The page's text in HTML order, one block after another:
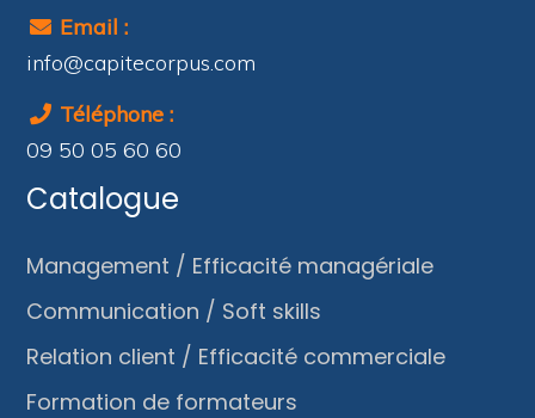
Email :
info@capitecorpus.com
Téléphone :
09 50 05 60 60
Catalogue
Management / Efficacité managériale
Communication / Soft skills
Relation client / Efficacité commerciale
Formation de formateurs